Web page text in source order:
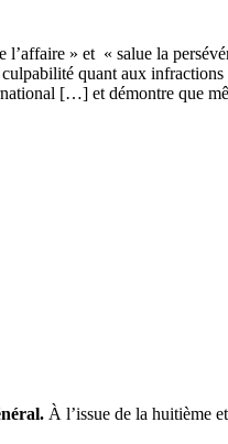
» et « salue la
quant aux
[…] et démontre que
À l’issue de la huitième